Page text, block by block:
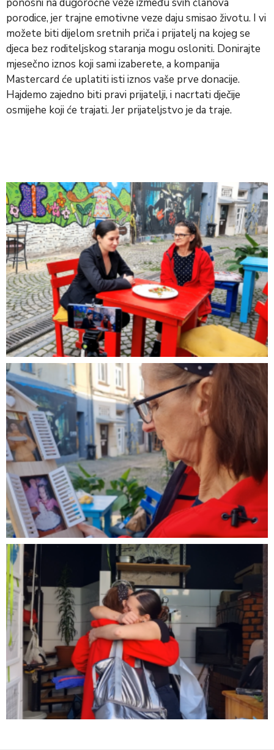
ponosni na dugoročne veze između svih članova
porodice, jer trajne emotivne veze daju smisao životu. I vi
možete biti dijelom sretnih priča i prijatelj na kojeg se
djeca bez roditeljskog staranja mogu osloniti. Donirajte
mjesečno iznos koji sami izaberete, a kompanija
Mastercard će uplatiti isti iznos vaše prve donacije.
Hajdemo zajedno biti pravi prijatelji, i nacrtati dječije
osmijehe koji će trajati. Jer prijateljstvo je da traje.